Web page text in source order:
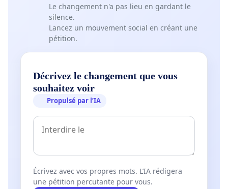
Le changement n'a pas lieu en gardant le
silence.
Lancez un mouvement social en créant une
pétition.
Décrivez le changement que vous
souhaitez voir
Propulsé par l’IA
Écrivez avec vos propres mots. L’IA rédigera
une pétition percutante pour vous.